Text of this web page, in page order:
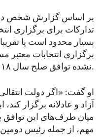
بر اساس گزارش شخص
تدارکات برای برگزاری
بسیار محدود است یا
برگزاری انتخابات معتبر
نشده توافق صلح سال ۲۰۱۸ به مرحله عمل گذاشته شود.
او گفت: «اگر دولت
آزاد و عادلانه برگزار
میان طرف‌های این توافق
مهم، از جمله رئیس